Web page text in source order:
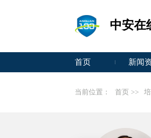
中安在
首页 新闻
当前位置： 首页 >>